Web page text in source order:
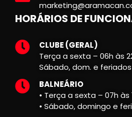
HORÁRIOS DE
CLUBE (GERAL)
Terça a sexta – 06h às
Sábado, dom. e feriados
BALNEÁRIO
• Terça a sexta – 07h às
• Sábado, domingo e